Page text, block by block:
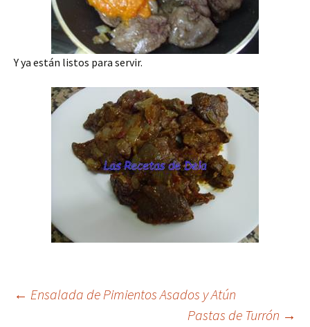
Y ya están listos para servir.
Navegación
← Ensalada de Pimientos Asados y Atún
Pastas de Turrón →